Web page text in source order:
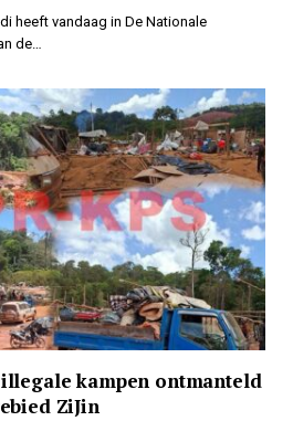
heeft vandaag in De Nationale
de…
kampen ontmanteld
ZiJin